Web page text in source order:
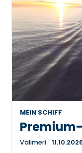
MEIN SCHIFF
Välimeri